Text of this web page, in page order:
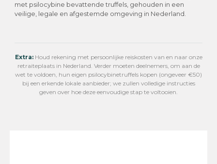
met psilocybine bevattende truffels, gehouden in een
veilige, legale en afgestemde omgeving in Nederland.
Extra:Houd rekening met persoonlijke reiskosten van en naar onze
retraiteplaats in Nederland. Verder moeten deelnemers, om aan de
wet te voldoen, hun eigen psilocybinetruffels kopen (ongeveer €50)
bij een erkende lokale aanbieder; we zullen volledige instructies
geven over hoe deze eenvoudige stap te voltooien.